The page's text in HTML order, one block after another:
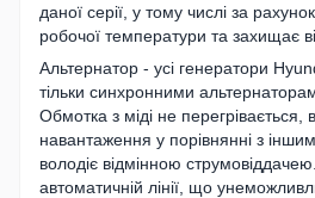
даної серії, у тому числі за
робочої температури та захищає
Альтернатор - усі генератори
тільки синхронними
Обмотка з міді не перегрівається,
навантаження у порівнянні з
володіє відмінною
автоматичній лінії, що